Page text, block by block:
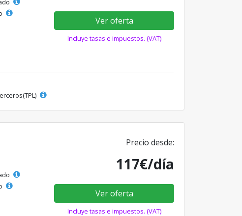
Ver oferta
Incluye tasas e impuestos. (VAT)
Precio desde:
117€/día
Ver oferta
Incluye tasas e impuestos. (VAT)